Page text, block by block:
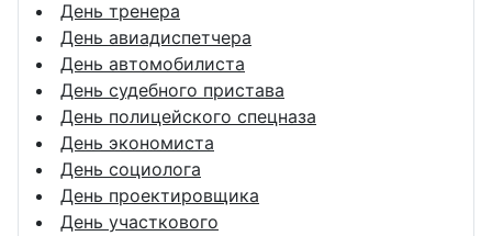
День тренера
День авиадиспетчера
День автомобилиста
День судебного пристава
День полицейского спецназа
День экономиста
День социолога
День проектировщика
День участкового